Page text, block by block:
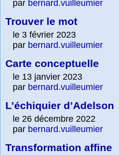
par bernard.vuilleumier
Trouver le mot
le 3 février 2023
par bernard.vuilleumier
Carte conceptuelle
le 13 janvier 2023
par bernard.vuilleumier
L’échiquier d’Adelson
le 26 décembre 2022
par bernard.vuilleumier
Transformation affine